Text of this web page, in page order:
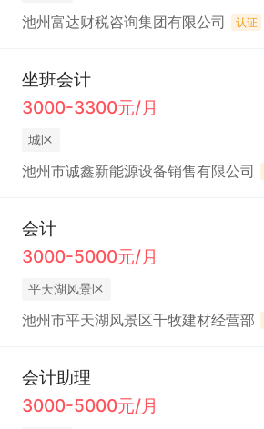
池州富达财税咨询集团有限公司 认证
坐班会计
3000-3300元/月
城区
池州市诚鑫新能源设备销售有限公司
会计
3000-5000元/月
平天湖风景区
池州市平天湖风景区千牧建材经营部
会计助理
3000-5000元/月